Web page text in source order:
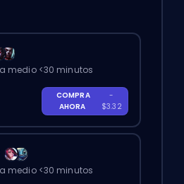
medio <30 minutos
COMPRA
AHORA
-
$3.32
medio <30 minutos